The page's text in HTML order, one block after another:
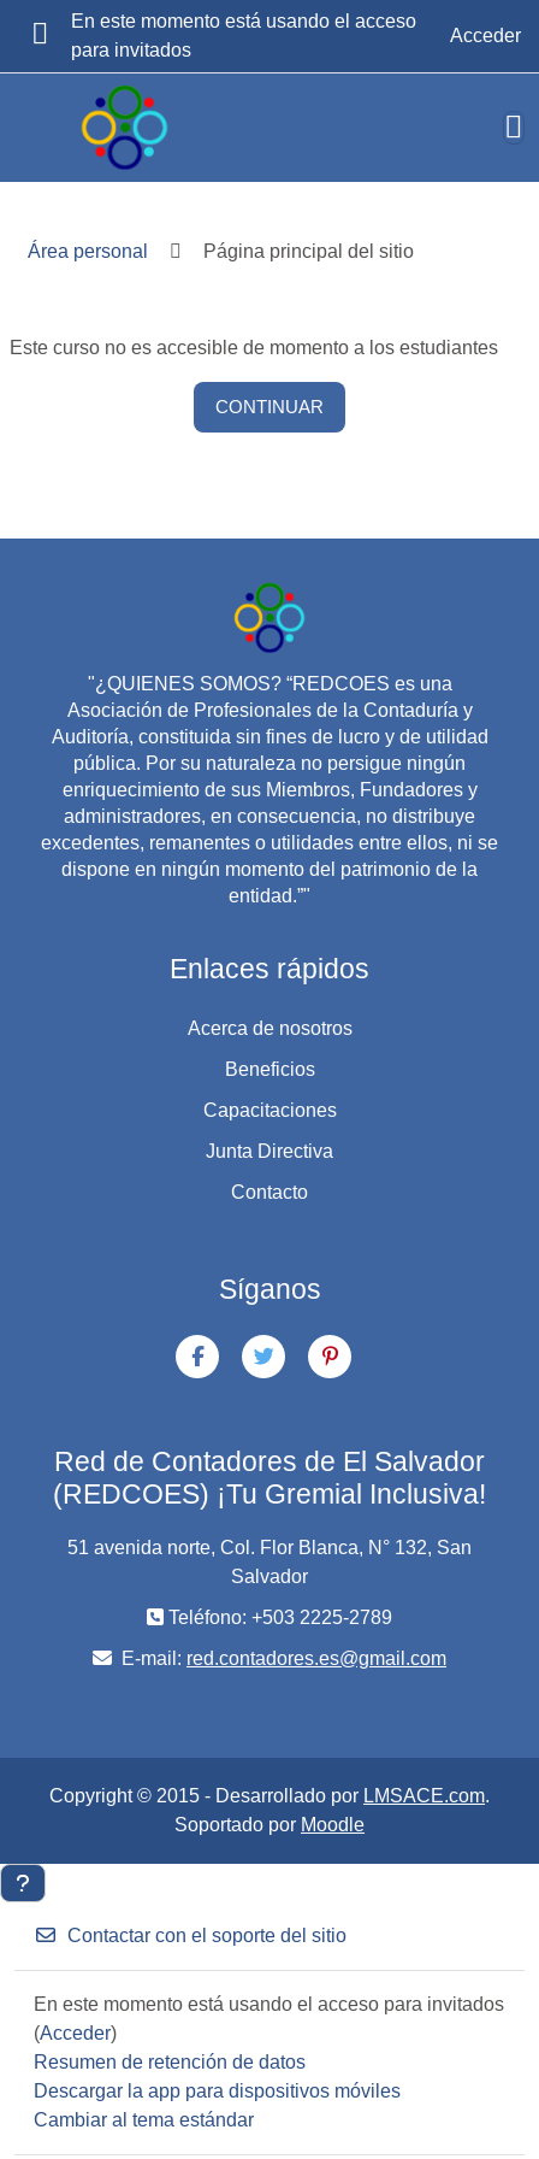
Salta al contenido principal
PANEL LATERAL
En este momento está usando el acceso
para invitados
Acceder
Área personal Página principal del sitio
Este curso no es accesible de momento a los estudiantes
CONTINUAR
"¿QUIENES SOMOS? “REDCOES es una
Asociación de Profesionales de la Contaduría y
Auditoría, constituida sin fines de lucro y de utilidad
pública. Por su naturaleza no persigue ningún
enriquecimiento de sus Miembros, Fundadores y
administradores, en consecuencia, no distribuye
excedentes, remanentes o utilidades entre ellos, ni se
dispone en ningún momento del patrimonio de la
entidad.”"
Enlaces rápidos
Acerca de nosotros
Beneficios
Capacitaciones
Junta Directiva
Contacto
Síganos
Red de Contadores de El Salvador
(REDCOES) ¡Tu Gremial Inclusiva!
51 avenida norte, Col. Flor Blanca, N° 132, San
Salvador
Teléfono: +503 2225-2789
E-mail: red.contadores.es@gmail.com
Copyright © 2015 - Desarrollado por LMSACE.com.
Soportado por Moodle
Contactar con el soporte del sitio
En este momento está usando el acceso para invitados
(Acceder)
Resumen de retención de datos
Descargar la app para dispositivos móviles
Cambiar al tema estándar